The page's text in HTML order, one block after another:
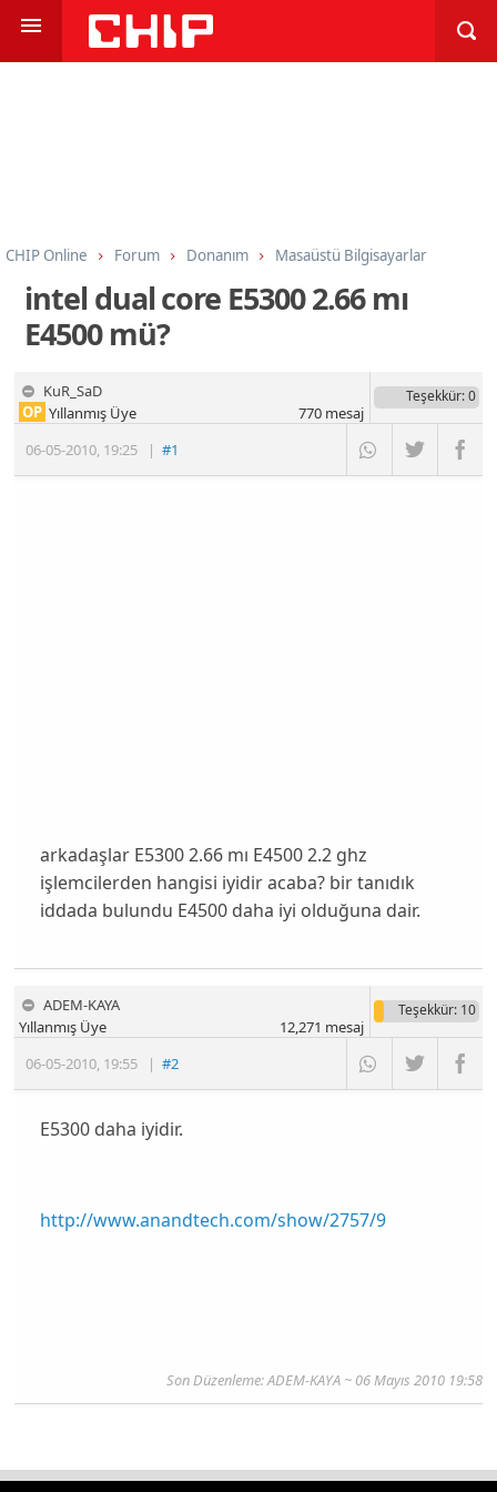
CHIP Online Forum Donanım Masaüstü Bilgisayarlar
intel dual core E5300 2.66 mı
E4500 mü?
KuR_SaD
06-05-2010, 19:25 |#1
OP Yıllanmış Üye
Teşekkür: 0
770mesaj
arkadaşlar E5300 2.66 mı E4500 2.2 ghz
işlemcilerden hangisi iyidir acaba? bir tanıdık
iddada bulundu E4500 daha iyi olduğuna dair.
ADEM-KAYA
06-05-2010, 19:55 |#2
Yıllanmış Üye
Teşekkür: 10
12,271 mesaj
E5300 daha iyidir.
http://www.anandtech.com/show/2757/9
Son Düzenleme: ADEM-KAYA ~ 06 Mayıs 2010 19:58